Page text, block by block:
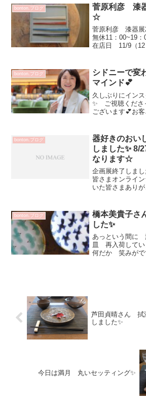
る柚子酒の風味
イムに 大切にい
スペシ...
bonton.ブログ
菅原利彦 漆
☆
菅原利彦 漆器
無休11：00~19
在店日 11/9（12
届いていますよ...
bonton.ブログ
シドニーで変
マインド💕
久しぶりにイン
✨ ご視聴くださ
ございます💕お
めんなさい 次
合せもありがと
bonton.ブログ
器好きのおい
しました✨ 8/
なります☆
企画展終了しま
皆さまオンライ
いた皆さまありが
間をお過ごしい
素敵な作品色々
bonton.ブログ
橋本美貴子さ
した✨
あっという間に
皿 再入荷して
何だか 笑みがで
芦田貞晴さん 拭
しました✨
今日は満月 丸いセッティング✨